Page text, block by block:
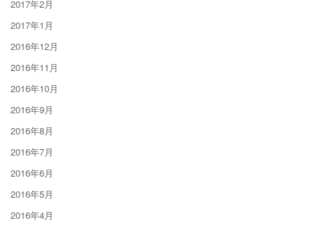
2017年2月
2017年1月
2016年12月
2016年11月
2016年10月
2016年9月
2016年8月
2016年7月
2016年6月
2016年5月
2016年4月